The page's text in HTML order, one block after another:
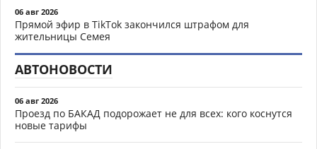
06 авг 2026
Прямой эфир в TikTok закончился штрафом для
жительницы Семея
АВТОНОВОСТИ
06 авг 2026
Проезд по БАКАД подорожает не для всех: кого коснутся
новые тарифы